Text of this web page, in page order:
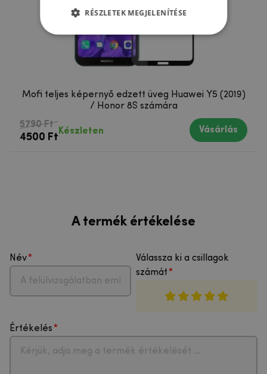
Mofi teljes képernyő edzett üveg Huawei Y5 (2019)
/ Honor 8S számára
5790 Ft
4500 Ft
Készleten Vásárlás
A termék értékelése
Név
Válassza ki a csillagok
számát
Értékelés
RÉSZLETEK MEGJELENÍTÉSE